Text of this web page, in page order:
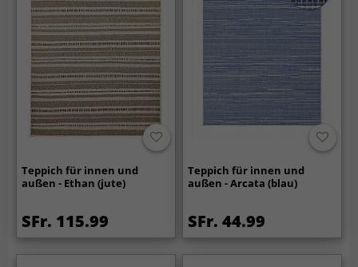
Teppich für innen und
außen - Ethan (jute)
SFr. 115.99
Teppich für innen und
außen - Arcata (blau)
SFr. 44.99